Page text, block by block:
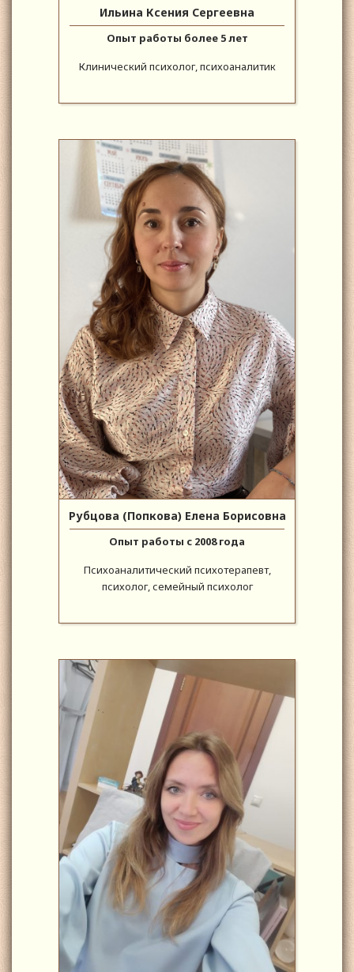
Ильина Ксения Сергеевна
Опыт работы более 5 лет
Клинический психолог, психоаналитик
Рубцова (Попкова) Елена Борисовна
Опыт работы с 2008 года
Психоаналитический психотерапевт,
психолог, семейный психолог